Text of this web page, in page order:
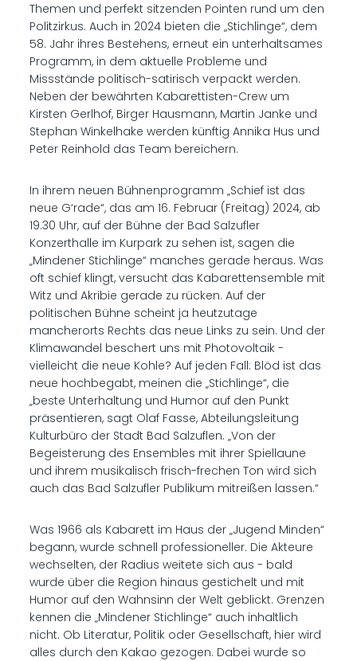
Themen und perfekt sitzenden Pointen rund um den
Politzirkus. Auch in 2024 bieten die „Stichlinge“, dem
58. Jahr ihres Bestehens, erneut ein unterhaltsames
Programm, in dem aktuelle Probleme und
Missstände politisch-satirisch verpackt werden.
Neben der bewährten Kabarettisten-Crew um
Kirsten Gerlhof, Birger Hausmann, Martin Janke und
Stephan Winkelhake werden künftig Annika Hus und
Peter Reinhold das Team bereichern.
In ihrem neuen Bühnenprogramm „Schief ist das
neue G‘rade“, das am 16. Februar (Freitag) 2024, ab
19.30 Uhr, auf der Bühne der Bad Salzufler
Konzerthalle im Kurpark zu sehen ist, sagen die
„Mindener Stichlinge“ manches gerade heraus. Was
oft schief klingt, versucht das Kabarettensemble mit
Witz und Akribie gerade zu rücken. Auf der
politischen Bühne scheint ja heutzutage
mancherorts Rechts das neue Links zu sein. Und der
Klimawandel beschert uns mit Photovoltaik -
vielleicht die neue Kohle? Auf jeden Fall: Blöd ist das
neue hochbegabt, meinen die „Stichlinge“, die
„beste Unterhaltung und Humor auf den Punkt
präsentieren, sagt Olaf Fasse, Abteilungsleitung
Kulturbüro der Stadt Bad Salzuflen. „Von der
Begeisterung des Ensembles mit ihrer Spiellaune
und ihrem musikalisch frisch-frechen Ton wird sich
auch das Bad Salzufler Publikum mitreißen lassen.“
Was 1966 als Kabarett im Haus der „Jugend Minden“
begann, wurde schnell professioneller. Die Akteure
wechselten, der Radius weitete sich aus - bald
wurde über die Region hinaus gestichelt und mit
Humor auf den Wahnsinn der Welt geblickt. Grenzen
kennen die „Mindener Stichlinge“ auch inhaltlich
nicht. Ob Literatur, Politik oder Gesellschaft, hier wird
alles durch den Kakao gezogen. Dabei wurde so